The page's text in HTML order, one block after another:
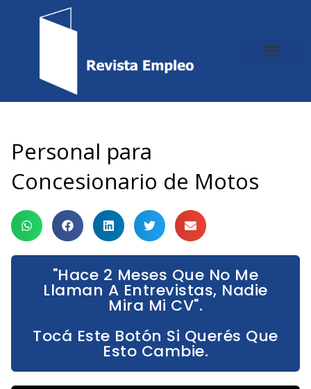
Personal para
Concesionario de Motos
"Hace 2 Meses Que No Me
Llaman A Entrevistas, Nadie
Mira Mi CV".
Tocá Este Botón Si Querés Que
Esto Cambie.